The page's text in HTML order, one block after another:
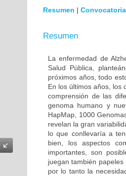
Resumen | Convocatoria
Resumen
La enfermedad de
Salud Pública,
próximos años, todo
En los últimos años, los
comprensión de las
genoma humano y
HapMap, 1000
revelan la gran
lo que conllevaría a
bien, los aspectos
importantes, son
juegan también
por lo tanto la